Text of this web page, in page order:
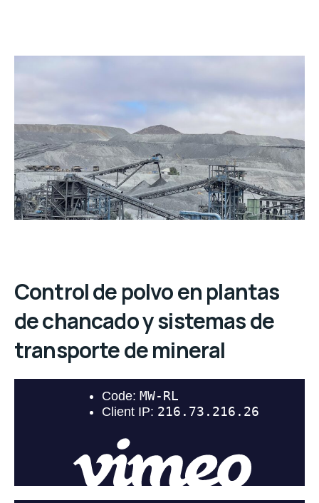
Control de polvo en plantas
de chancado y sistemas de
transporte de mineral